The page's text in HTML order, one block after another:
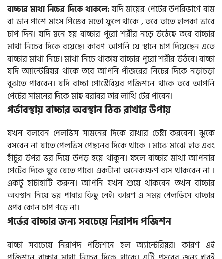
বাচ্চার মাথা নিচের দিকে থাকলে:যদি মায়ের পেটের উপরিভাগে বাম
বা ডান পাশে মাংস পিণ্ডের মতো ফুলে থাকে , তবে তাতে হালকা ভাবে
চাপ দিন। যদি মনে হয় বাচ্চার পুরো শরীর নড়ে উঠেছে তবে বাচ্চার
মাথা নিচের দিকে রয়েছে। কারণ আপনি যে স্থানে চাপ দিয়েছেন এতে
বাচ্চার মাথা নিচে। মাথা নিচে থাকায় বাচ্চার পুরো শরীর উঠবে। বাচ্চা
যদি অ্যান্টেরিয়র থাকে তবে আপনি পাঁজরের নিচের দিকে নড়াচড়া
বুঝতে পারবেন। যদি বাচ্চা পোস্টেরিয়র পজিশনে থাকে তবে আপনি
পেটের সামনের দিকে মাছ বরাবর তার লাথি টের পাবেন।
গর্ভাবস্থায় বাচ্চার অবস্থান ঠিক রাখার উপায়
যখন বলবেন পেলভিস সামনের দিকে রাখার চেষ্টা করবেন। ঝুকে
বসবেন না যাতে পেলভিস পেছনের দিকে থাকে । মাঝে মাঝে হাত এবং
হাঁটুর উপর ভর দিয়ে উপড় হয়ে থাকুন। ফলে বাচ্চার মাথা আপনার
পেটের দিকে ঘুরে যেতে পারে। একটানা অনেকক্ষণ বসে থাকবেন না ।
একটু হাটাহাটি করুন। আপনি যখন শুয়ে থাকবেন তখন বাচ্চার
অবস্থান নিয়ে ভয় পাবার কিছু নেই। কারণ এ সময় পেলভিসে বাচ্চার
ওপর কোন চাপ পড়ে না।
গর্ভের বাচ্চার জন্য সবচেয়ে নিরাপদ পজিশন
বাচ্চা সবচেয়ে নিরাপদ পজিশনে হল অ্যান্টেরিয়র। কারণ এই